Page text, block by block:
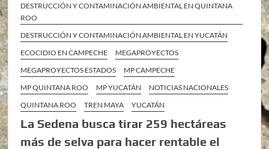
DESTRUCCIÓN Y CONTAMINACIÓN AMBIENTAL EN QUINTANA
ROO
DESTRUCCIÓN Y CONTAMINACIÓN AMBIENTAL EN YUCATÁN
ECOCIDIO EN CAMPECHE
MEGAPROYECTOS
MEGAPROYECTOS ESTADOS
MP CAMPECHE
MP QUINTANA ROO
MP YUCATÁN
NOTICIAS NACIONALES
QUINTANA ROO
TREN MAYA YUCATÁN
La Sedena busca tirar 259 hectáreas
más de selva para hacer rentable el